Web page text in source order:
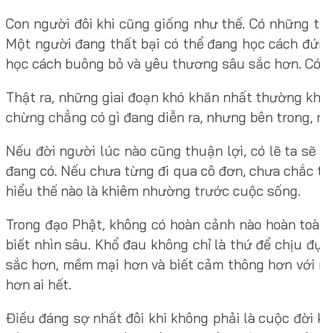
Con người đôi khi cũng giống như thế. Có
Một người đang thất bại có thể đang học cách
học cách buông bỏ và yêu thương sâu sắc hơn.
Thật ra, những giai đoạn khó khăn nhất thường
chừng chẳng có gì đang diễn ra, nhưng bên
Nếu đời người lúc nào cũng thuận lợi, có lẽ ta
đang có. Nếu chưa từng đi qua cô đơn, chưa
hiểu thế nào là khiêm nhường trước cuộc sống.
Trong đạo Phật, không có hoàn cảnh nào hoàn
biết nhìn sâu. Khổ đau không chỉ là thứ để chịu
sắc hơn, mềm mại hơn và biết cảm thông hơn
hơn ai hết.
Điều đáng sợ nhất đôi khi không phải là cuộc